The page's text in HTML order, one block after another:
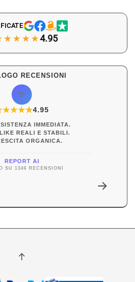
4.95
RECENSIONI
✨
★★★★
★4.95
IMMEDIATA.
REALI E STABILI.
ORGANICA.
REPORT AI
SU 1346 RECENSIONI